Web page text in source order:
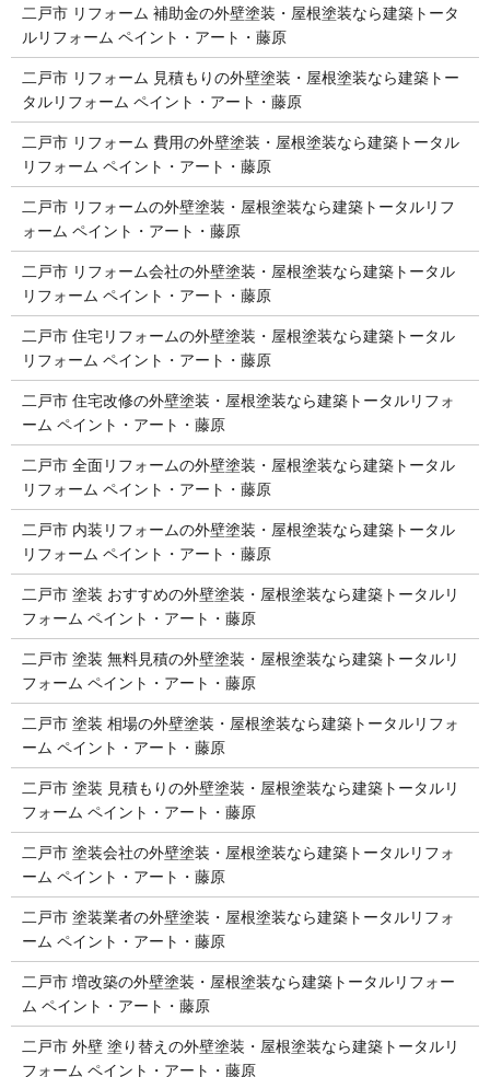
二戸市 リフォーム 補助金の外壁塗装・屋根塗装なら建築トータ
ルリフォーム ペイント・アート・藤原
二戸市 リフォーム 見積もりの外壁塗装・屋根塗装なら建築トー
タルリフォーム ペイント・アート・藤原
二戸市 リフォーム 費用の外壁塗装・屋根塗装なら建築トータル
リフォーム ペイント・アート・藤原
二戸市 リフォームの外壁塗装・屋根塗装なら建築トータルリフ
ォーム ペイント・アート・藤原
二戸市 リフォーム会社の外壁塗装・屋根塗装なら建築トータル
リフォーム ペイント・アート・藤原
二戸市 住宅リフォームの外壁塗装・屋根塗装なら建築トータル
リフォーム ペイント・アート・藤原
二戸市 住宅改修の外壁塗装・屋根塗装なら建築トータルリフォ
ーム ペイント・アート・藤原
二戸市 全面リフォームの外壁塗装・屋根塗装なら建築トータル
リフォーム ペイント・アート・藤原
二戸市 内装リフォームの外壁塗装・屋根塗装なら建築トータル
リフォーム ペイント・アート・藤原
二戸市 塗装 おすすめの外壁塗装・屋根塗装なら建築トータルリ
フォーム ペイント・アート・藤原
二戸市 塗装 無料見積の外壁塗装・屋根塗装なら建築トータルリ
フォーム ペイント・アート・藤原
二戸市 塗装 相場の外壁塗装・屋根塗装なら建築トータルリフォ
ーム ペイント・アート・藤原
二戸市 塗装 見積もりの外壁塗装・屋根塗装なら建築トータルリ
フォーム ペイント・アート・藤原
二戸市 塗装会社の外壁塗装・屋根塗装なら建築トータルリフォ
ーム ペイント・アート・藤原
二戸市 塗装業者の外壁塗装・屋根塗装なら建築トータルリフォ
ーム ペイント・アート・藤原
二戸市 増改築の外壁塗装・屋根塗装なら建築トータルリフォー
ム ペイント・アート・藤原
二戸市 外壁 塗り替えの外壁塗装・屋根塗装なら建築トータルリ
フォーム ペイント・アート・藤原